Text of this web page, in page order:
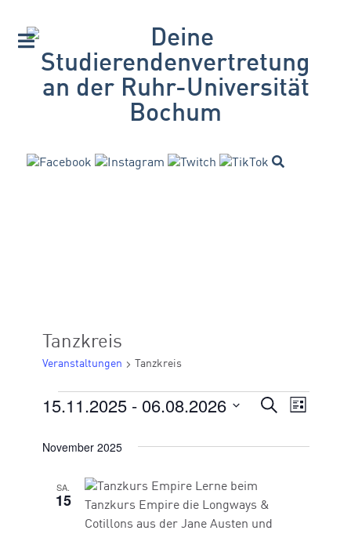
Tanzkreis
Veranstaltungen Tanzkreis
VERANSTALTUNGEN Suche
Liste
15.11.2025 - 06.08.2026
wählen.
November 2025
SA.
15